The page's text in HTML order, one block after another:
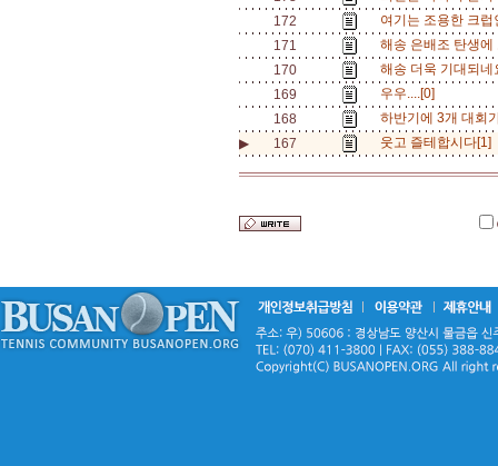
172
여기는 조용한 크
171
해송 은배조 탄생
170
해송 더욱 기대되
169
우우....[0]
168
하반기에 3개 대회
▶
167 웃고 즐테합시다[1]